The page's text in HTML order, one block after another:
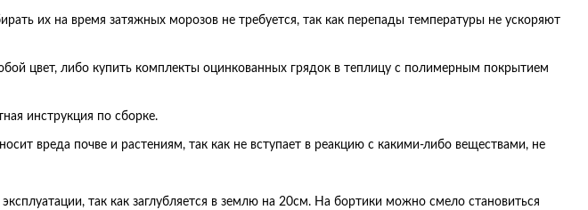
их на время затяжных морозов не требуется, так как перепады температуры не ускоряют
цвет, либо купить комплекты оцинкованных грядок в теплицу с полимерным покрытием
инструкция по сборке.
вреда почве и растениям, так как не вступает в реакцию с какими-либо веществами, не
так как заглубляется в землю на 20см. На бортики можно смело становиться